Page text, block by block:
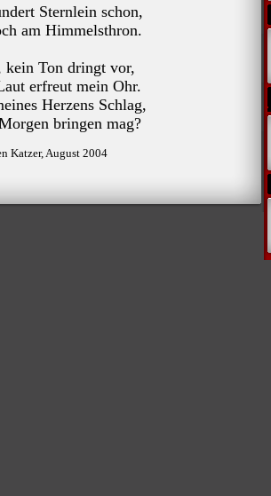
Sternlein schon,
am Himmelsthron.
kein Ton dringt vor,
erfreut mein Ohr.
Herzens Schlag,
bringen mag?
Katzer, August 2004